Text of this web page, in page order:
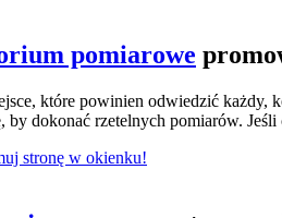
pomiarowe
które powinien odwiedzić
dokonać rzetelnych pomiarów.
stronę w okienku!